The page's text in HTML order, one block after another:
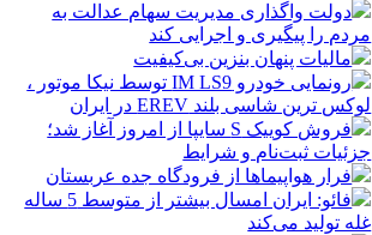
دولت واگذاری مدیریت سهام عدالت به
مردم را پیگیری و اجرایی کند
مالیات پنهان بنزین بی‌کیفیت
رونمایی خودرو IM LS9 توسط نیکا موتور ،
لوکس ترین شاسی بلند EREV در ایران
فروش کوییک S سایپا از امروز آغاز شد؛
جزئیات ثبت‌نام و شرایط
فرار هواپیماها از فرودگاه جده عربستان
فائو: ایران امسال بیشتر از متوسط 5 ساله
غله تولید می‌کند